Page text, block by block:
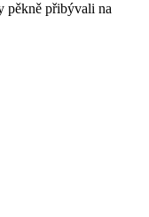
pěkně přibývali na